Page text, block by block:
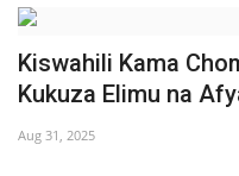
Maonyesho
Kiswahili Kama
Kukuza Elimu na
Aug 31, 2025